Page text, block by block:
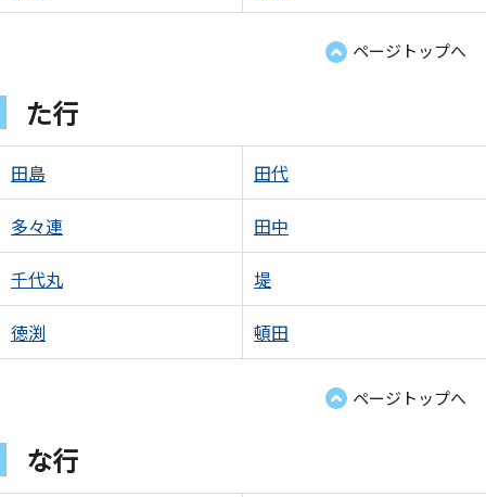
ページトップへ
た行
田島 田代
多々連 田中
千代丸 堤
徳渕 頓田
ページトップへ
な行